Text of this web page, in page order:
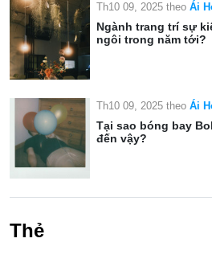
Th10 09, 2025 theo Ái
Ngành trang trí sự
ngôi trong năm tới?
Th10 09, 2025 theo Ái
Tại sao bóng bay
đến vậy?
Thẻ